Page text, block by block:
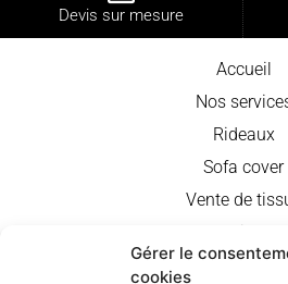
Gérer le
cookies
Devis sur mesure
Accueil
Nos
Rideaux
Sofa cover
Vente de
Nos produits en